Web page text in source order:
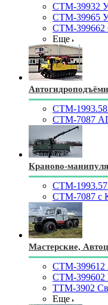
СТМ-39932
СТМ-39965
СТМ-
Еще
СТМ-
СТМ-7087
Краново-
CTM-
СТМ-7087 с
Мастерские,
СТМ-399612
СТМ-399602
ТТМ-3902
Еще